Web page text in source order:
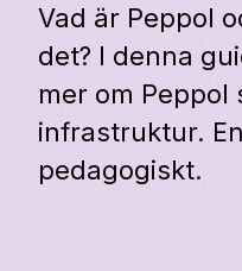
Vad är Peppol
det? I denna
mer om Peppol
infrastruktur.
pedagogiskt.